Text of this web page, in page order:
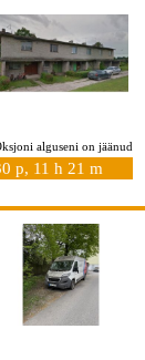
alguseni on jäänud
p, 11 h 21 m